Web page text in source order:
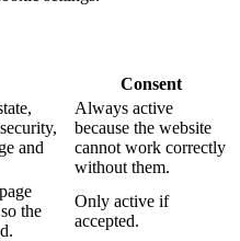
Consent
and
Always active
because the website
cannot work correctly
without them.
the
Only active if
accepted.